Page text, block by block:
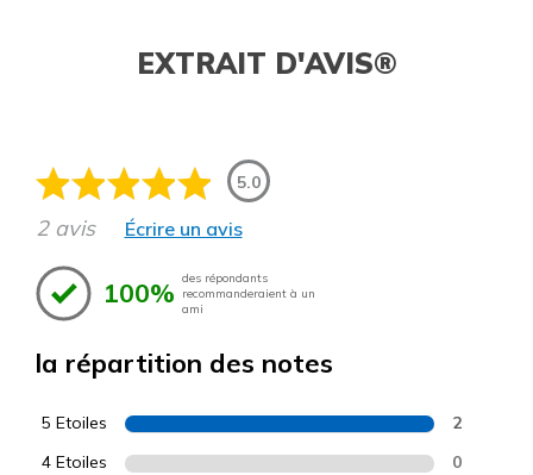
EXTRAIT D'AVIS®
5.0
2 avis Écrire un avis
100% des répondants
recommanderaient à un
ami
la répartition des notes
5 Etoiles 2
4 Etoiles 0